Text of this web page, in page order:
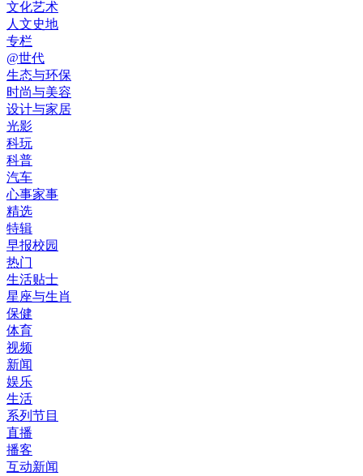
文化艺术
人文史地
专栏
@世代
生态与环保
时尚与美容
设计与家居
光影
科玩
科普
汽车
心事家事
精选
特辑
早报校园
热门
生活贴士
星座与生肖
保健
体育
视频
新闻
娱乐
生活
系列节目
直播
播客
互动新闻